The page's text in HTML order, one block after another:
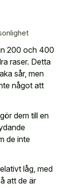
200 och 400
raser. Detta
sår, men
något att
dem till en
de inte
låg, med
att de är